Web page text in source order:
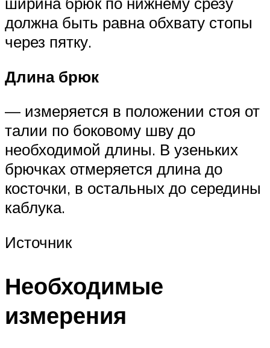
должна быть равна обхвату стопы
через пятку.
Длина брюк
— измеряется в положении стоя от
талии по боковому шву до
необходимой длины. В узеньких
брючках отмеряется длина до
косточки, в остальных до середины
каблука.
Источник
Необходимые
измерения